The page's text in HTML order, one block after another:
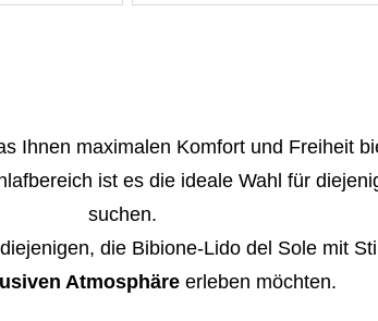
Ihnen maximalen Komfort und Freiheit
ist es die ideale Wahl für
suchen.
die Bibione-Lido del Sole mit
Atmosphäre erleben möchten.